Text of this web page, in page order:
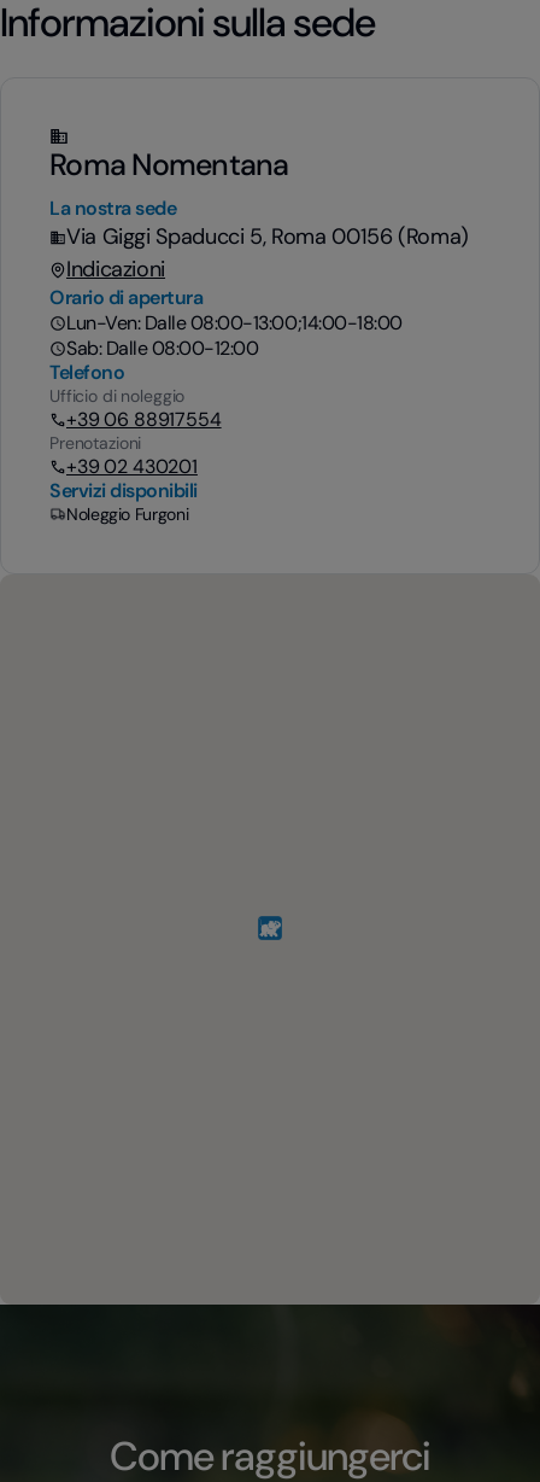
Informazioni sulla sede
Roma Nomentana
La nostra sede
Via Giggi Spaducci 5, Roma 00156 (Roma)
Indicazioni
Orario di apertura
Lun-Ven: Dalle 08:00-13:00;14:00-18:00
Sab: Dalle 08:00-12:00
Telefono
Ufficio di noleggio
+39 06 88917554
Prenotazioni
+39 02 430201
Servizi disponibili
Noleggio Furgoni
Come raggiungerci